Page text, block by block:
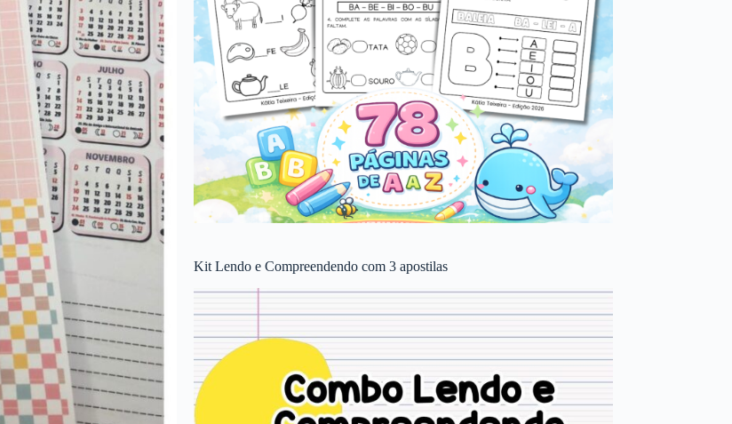
Kit Lendo e Compreendendo com 3 apostilas